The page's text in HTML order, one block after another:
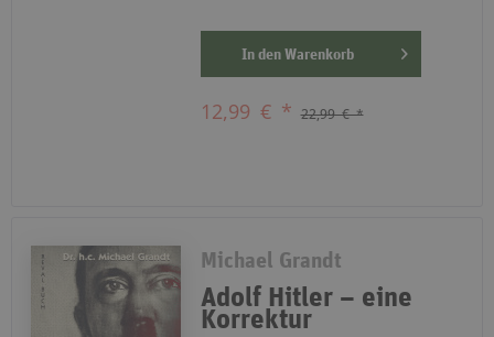
In den Warenkorb
12,99 € * 22,99 € *
Michael Grandt
Adolf Hitler – eine
Korrektur